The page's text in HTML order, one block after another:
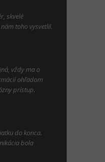
skvelé
toho vysvetlil.
vždy ma o
ohľadom
prístup.
do konca.
bola